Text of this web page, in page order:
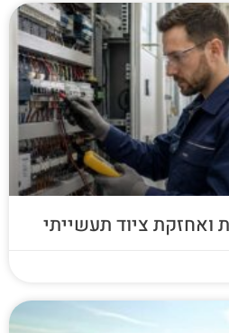
ואחזקת ציוד תעשייתי